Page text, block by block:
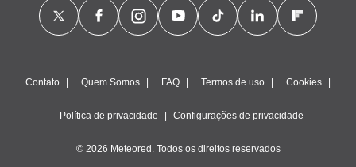
Contato Quem Somos FAQ Termos de uso Cookies
Política de privacidade Configurações de privacidade
© 2026 Meteored. Todos os direitos reservados